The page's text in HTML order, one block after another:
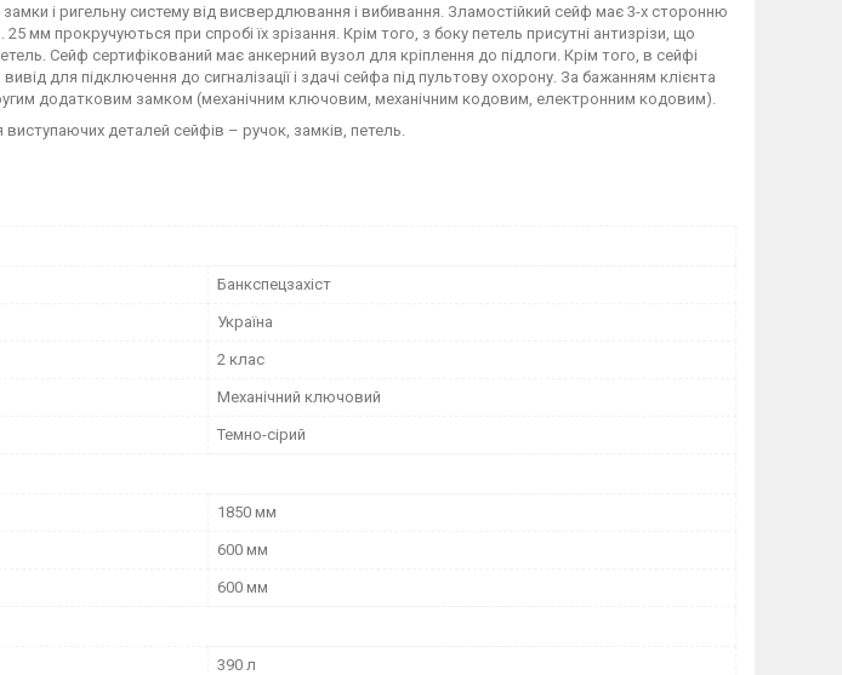
замки і ригельну систему від висвердлювання і вибивання. Зламостійкий сейф має 3-х сторонню
мм прокручуються при спробі їх зрізання. Крім того, з боку петель присутні антизрізи, що
Сейф сертифікований має анкерний вузол для кріплення до підлоги. Крім того, в сейфі
для підключення до сигналізації і здачі сейфа під пультову охорону. За бажанням клієнта
додатковим замком (механічним ключовим, механічним кодовим, електронним кодовим).
виступаючих деталей сейфів – ручок, замків, петель.
Банкспецзахіст
Україна
2 клас
Механічний ключовий
Темно-сірий
1850 мм
600 мм
600 мм
390 л